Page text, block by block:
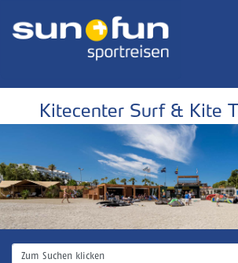
Kitecenter Surf & Kite
Zum Suchen klicken